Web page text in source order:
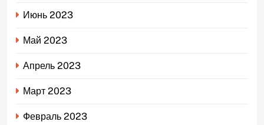
Июнь 2023
Май 2023
Апрель 2023
Март 2023
Февраль 2023